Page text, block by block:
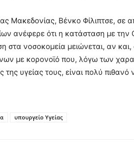
Μακεδονίας, Βένκο Φίλιπτσε, σε
ανέφερε ότι η κατάσταση με
στα νοσοκομεία μειώνεται, αν
με κορονοϊό που, λόγω των
υγείας τους, είναι πολύ πιθανό
υπουργείο Υγείας